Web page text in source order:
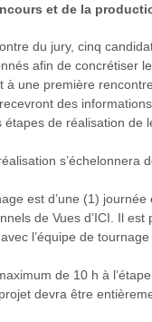
et de la
du jury, cinq
afin de concrétiser
à une première
des
étapes de réalisation de
s’échelonnera
est d’une (1)
de Vues d’ICI. Il est
l’équipe de
de 10 h à
devra être